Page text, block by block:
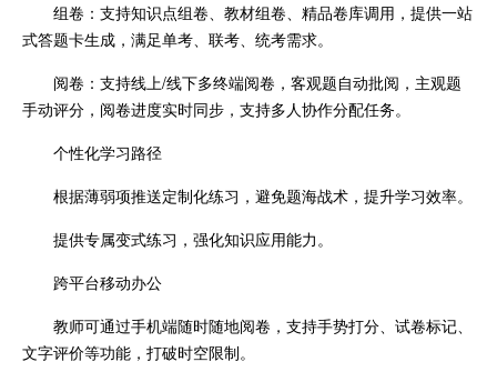
组卷：支持知识点组卷、教材组卷、精品卷库调用，提供一站
式答题卡生成，满足单考、联考、统考需求。
阅卷：支持线上/线下多终端阅卷，客观题自动批阅，主观题
手动评分，阅卷进度实时同步，支持多人协作分配任务。
个性化学习路径
根据薄弱项推送定制化练习，避免题海战术，提升学习效率。
提供专属变式练习，强化知识应用能力。
跨平台移动办公
教师可通过手机端随时随地阅卷，支持手势打分、试卷标记、
文字评价等功能，打破时空限制。